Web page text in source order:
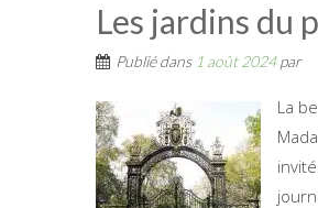
Les jardins du
Publié dans 1 août 2024par
La